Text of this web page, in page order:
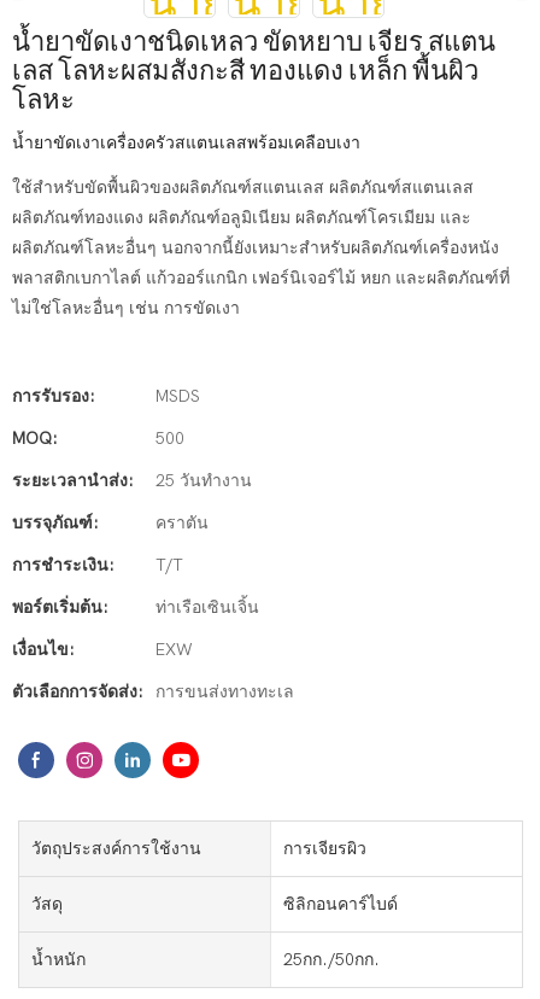
น้ำยาขัดเงาชนิดเหลว ขัดหยาบ เจียร สแตน
เลส โลหะผสมสังกะสี ทองแดง เหล็ก พื้นผิว
โลหะ
น้ำยาขัดเงาเครื่องครัวสแตนเลสพร้อมเคลือบเงา
ใช้สำหรับขัดพื้นผิวของผลิตภัณฑ์สแตนเลส ผลิตภัณฑ์สแตนเลส
ผลิตภัณฑ์ทองแดง ผลิตภัณฑ์อลูมิเนียม ผลิตภัณฑ์โครเมียม และ
ผลิตภัณฑ์โลหะอื่นๆ นอกจากนี้ยังเหมาะสำหรับผลิตภัณฑ์เครื่องหนัง
พลาสติกเบกาไลต์ แก้วออร์แกนิก เฟอร์นิเจอร์ไม้ หยก และผลิตภัณฑ์ที่
ไม่ใช่โลหะอื่นๆ เช่น การขัดเงา
การรับรอง: MSDS
MOQ: 500
ระยะเวลานำส่ง: 25 วันทำงาน
บรรจุภัณฑ์: คราตัน
การชำระเงิน: T/T
พอร์ตเริ่มต้น: ท่าเรือเซินเจิ้น
เงื่อนไข: EXW
ตัวเลือกการจัดส่ง: การขนส่งทางทะเล
วัตถุประสงค์การใช้งาน การเจียรผิว
วัสดุ ซิลิกอนคาร์ไบด์
น้ำหนัก 25กก./50กก.